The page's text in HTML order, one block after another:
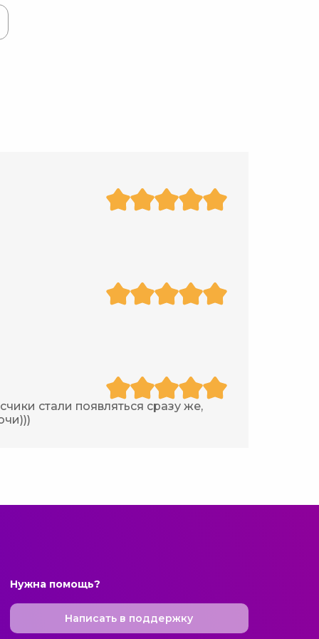
стали появляться сразу же,
Нужна помощь?
Написать в поддержку